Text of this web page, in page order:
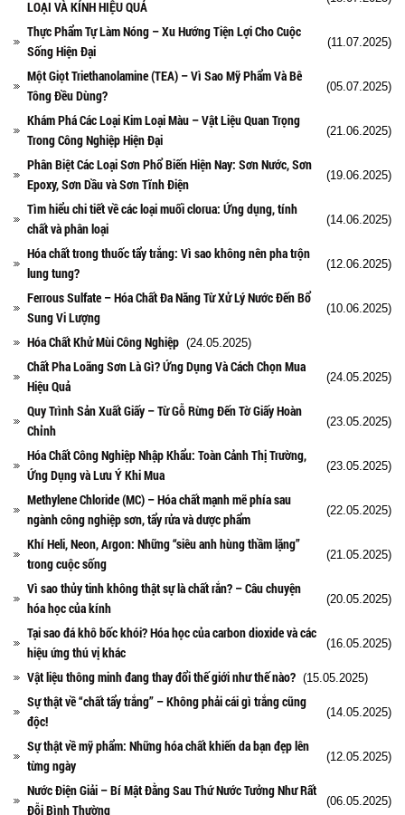
LOẠI VÀ KÍNH HIỆU QUẢ
Thực Phẩm Tự Làm Nóng – Xu Hướng Tiện Lợi Cho Cuộc
Sống Hiện Đại
(11.07.2025)
Một Giọt Triethanolamine (TEA) – Vì Sao Mỹ Phẩm Và Bê
Tông Đều Dùng?
(05.07.2025)
Khám Phá Các Loại Kim Loại Màu – Vật Liệu Quan Trọng
Trong Công Nghiệp Hiện Đại
(21.06.2025)
Phân Biệt Các Loại Sơn Phổ Biến Hiện Nay: Sơn Nước, Sơn
Epoxy, Sơn Dầu và Sơn Tĩnh Điện
(19.06.2025)
Tìm hiểu chi tiết về các loại muối clorua: Ứng dụng, tính
chất và phân loại
(14.06.2025)
Hóa chất trong thuốc tẩy trắng: Vì sao không nên pha trộn
lung tung?
(12.06.2025)
Ferrous Sulfate – Hóa Chất Đa Năng Từ Xử Lý Nước Đến Bổ
Sung Vi Lượng
(10.06.2025)
Hóa Chất Khử Mùi Công Nghiệp (24.05.2025)
Chất Pha Loãng Sơn Là Gì? Ứng Dụng Và Cách Chọn Mua
Hiệu Quả
(24.05.2025)
Quy Trình Sản Xuất Giấy – Từ Gỗ Rừng Đến Tờ Giấy Hoàn
Chỉnh
(23.05.2025)
Hóa Chất Công Nghiệp Nhập Khẩu: Toàn Cảnh Thị Trường,
Ứng Dụng và Lưu Ý Khi Mua
(23.05.2025)
Methylene Chloride (MC) – Hóa chất mạnh mẽ phía sau
ngành công nghiệp sơn, tẩy rửa và dược phẩm
(22.05.2025)
Khí Heli, Neon, Argon: Những “siêu anh hùng thầm lặng”
trong cuộc sống
(21.05.2025)
Vì sao thủy tinh không thật sự là chất rắn? – Câu chuyện
hóa học của kính
(20.05.2025)
Tại sao đá khô bốc khói? Hóa học của carbon dioxide và các
hiệu ứng thú vị khác
(16.05.2025)
Vật liệu thông minh đang thay đổi thế giới như thế nào? (15.05.2025)
Sự thật về “chất tẩy trắng” – Không phải cái gì trắng cũng
độc!
(14.05.2025)
Sự thật về mỹ phẩm: Những hóa chất khiến da bạn đẹp lên
từng ngày
(12.05.2025)
Nước Điện Giải – Bí Mật Đằng Sau Thứ Nước Tưởng Như Rất
Đỗi Bình Thường
(06.05.2025)